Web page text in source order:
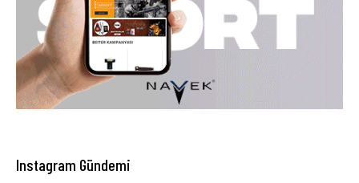
Instagram Gündemi